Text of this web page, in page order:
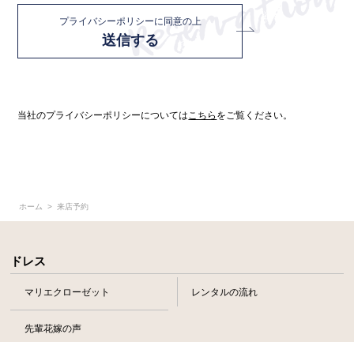
プライバシーポリシーに同意の上
送信する
当社のプライバシーポリシーについてはこちら をご覧ください。
ホーム 来店予約
ドレス
マリエクローゼット レンタルの流れ
先輩花嫁の声